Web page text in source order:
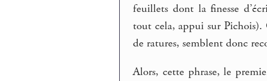
feuillets dont la finesse
tout cela, appui sur
de ratures, semblent donc
Alors, cette phrase, le